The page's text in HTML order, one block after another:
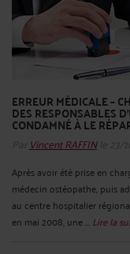
ERREUR MÉDICALE –
DES RESPONSABLES
CONDAMNÉ À LE
Par Vincent RAFFINle 23/
Après avoir été prise en
médecin ostéopathe, puis
au centre hospitalier
en mai 2008, une ... Lire la